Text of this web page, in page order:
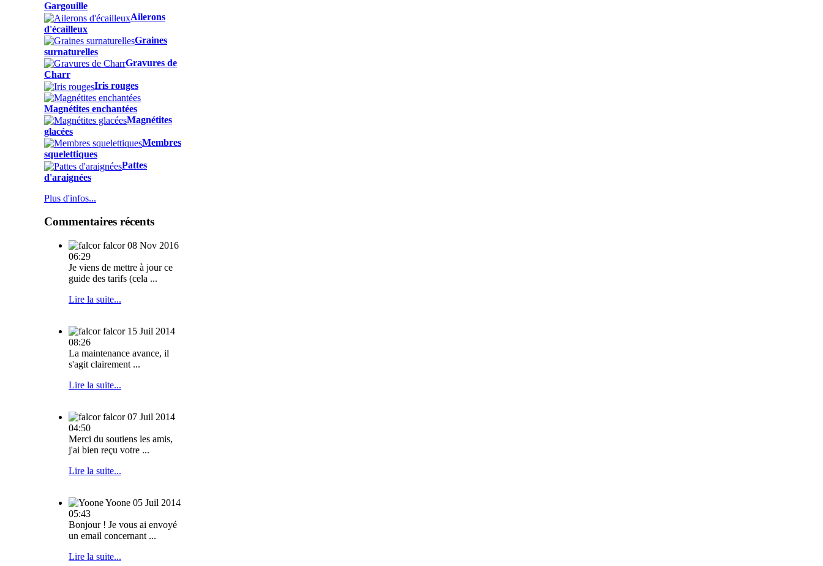
Gargouille
Ailerons
d'écailleux
Graines
surnaturelles
Gravures de
Charr
Iris rouges
Magnétites enchantées
Magnétites
glacées
Membres
squelettiques
Pattes
d'araignées
Plus d'infos...
Commentaires récents
falcor 08 Nov 2016
06:29
Je viens de mettre à jour ce
guide des tarifs (cela ...
Lire la suite...
falcor 15 Juil 2014
08:26
La maintenance avance, il
s'agit clairement ...
Lire la suite...
falcor 07 Juil 2014
04:50
Merci du soutiens les amis,
j'ai bien reçu votre ...
Lire la suite...
Yoone 05 Juil 2014
05:43
Bonjour ! Je vous ai envoyé
un email concernant ...
Lire la suite...